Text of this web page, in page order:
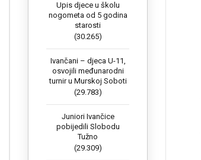
Upis djece u školu
nogometa od 5 godina
starosti
(30.265)
Ivančani – djeca U-11,
osvojili međunarodni
turnir u Murskoj Soboti
(29.783)
Juniori Ivančice
pobijedili Slobodu
Tužno
(29.309)